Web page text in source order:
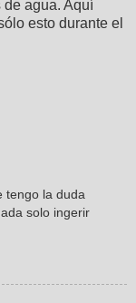
de agua. Aquí
esto durante el
tengo la duda
solo ingerir